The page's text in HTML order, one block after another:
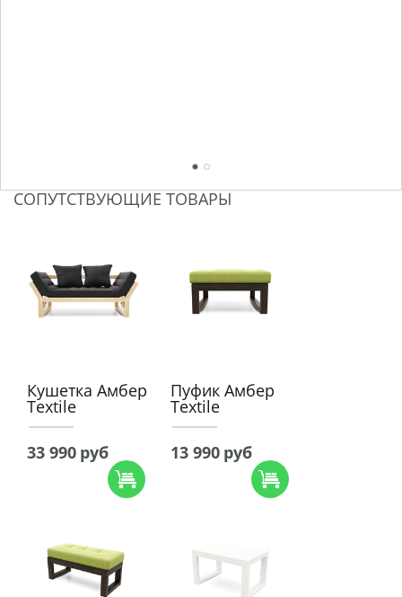
1 2
СОПУТСТВУЮЩИЕ ТОВАРЫ
Кушетка Амбер
Textile
33 990 руб
Пуфик Амбер
Textile
13 990 руб